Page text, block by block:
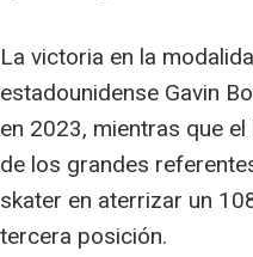
La victoria en la
estadounidense Gavin
en 2023, mientras que
de los grandes
skater en aterrizar un
tercera posición.